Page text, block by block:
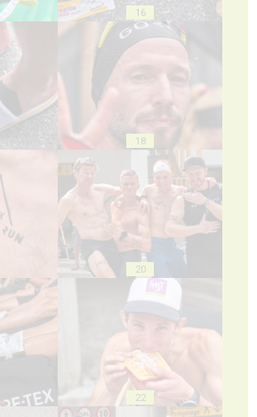
16
18
20
22